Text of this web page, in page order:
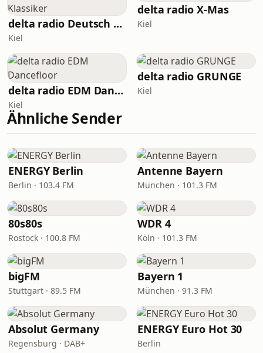
delta radio Deutsch Rap Klassiker
Kiel
delta radio X-Mas
Kiel
delta radio EDM Dancefloor
Kiel
delta radio GRUNGE
Kiel
Ähnliche Sender
ENERGY Berlin
Berlin · 103.4 FM
Antenne Bayern
München · 101.3 FM
80s80s
Rostock · 100.8 FM
WDR 4
Köln · 101.3 FM
bigFM
Stuttgart · 89.5 FM
Bayern 1
München · 91.3 FM
Absolut Germany
Regensburg · DAB+
ENERGY Euro Hot 30
Berlin